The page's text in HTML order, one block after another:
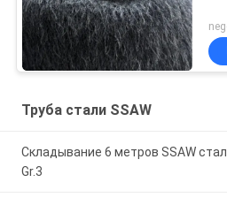
Труба стали SSAW
Складывание 6 метров SSAW
Gr.3